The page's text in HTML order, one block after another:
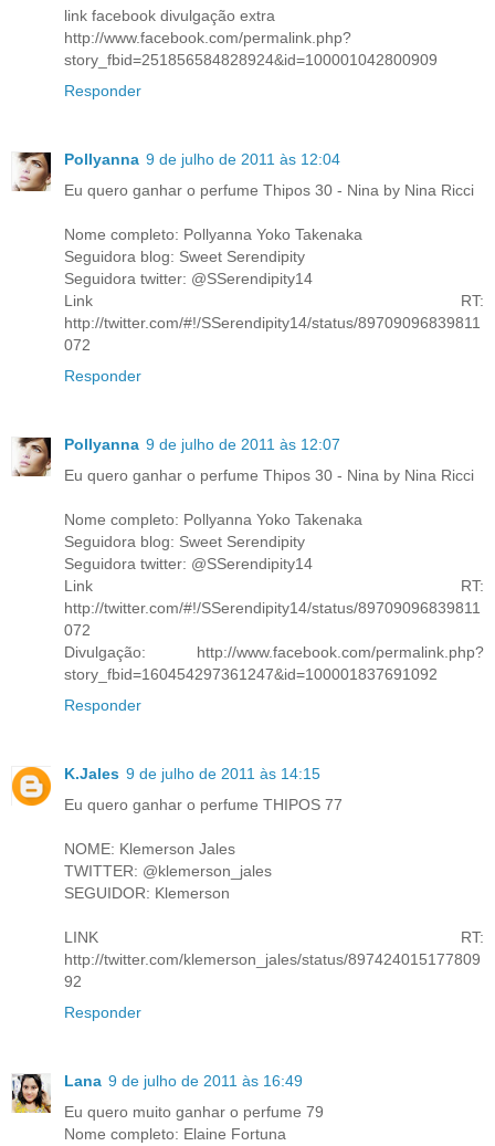
link facebook divulgação extra
http://www.facebook.com/permalink.php?
story_fbid=251856584828924&id=100001042800909
Responder
Pollyanna 9 de julho de 2011 às 12:04
Eu quero ganhar o perfume Thipos 30 - Nina by Nina Ricci
Nome completo: Pollyanna Yoko Takenaka
Seguidora blog: Sweet Serendipity
Seguidora twitter: @SSerendipity14
Link RT:
http://twitter.com/#!/SSerendipity14/status/89709096839811
072
Responder
Pollyanna 9 de julho de 2011 às 12:07
Eu quero ganhar o perfume Thipos 30 - Nina by Nina Ricci
Nome completo: Pollyanna Yoko Takenaka
Seguidora blog: Sweet Serendipity
Seguidora twitter: @SSerendipity14
Link RT:
http://twitter.com/#!/SSerendipity14/status/89709096839811
072
Divulgação: http://www.facebook.com/permalink.php?
story_fbid=160454297361247&id=100001837691092
Responder
K.Jales 9 de julho de 2011 às 14:15
Eu quero ganhar o perfume THIPOS 77
NOME: Klemerson Jales
TWITTER: @klemerson_jales
SEGUIDOR: Klemerson
LINK RT:
http://twitter.com/klemerson_jales/status/897424015177809
92
Responder
Lana 9 de julho de 2011 às 16:49
Eu quero muito ganhar o perfume 79
Nome completo: Elaine Fortuna